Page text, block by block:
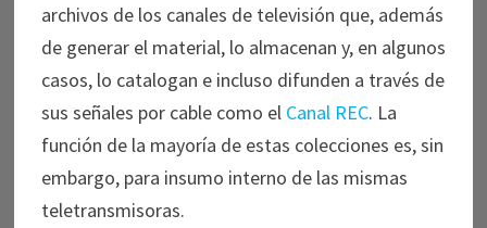
archivos de los canales de televisión que, además
de generar el material, lo almacenan y, en algunos
casos, lo catalogan e incluso difunden a través de
sus señales por cable como el Canal REC. La
función de la mayoría de estas colecciones es, sin
embargo, para insumo interno de las mismas
teletransmisoras.